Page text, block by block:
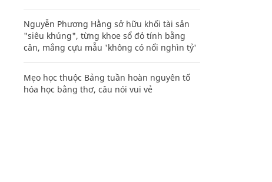
Nguyễn Phương Hằng sở hữu khối tài sản
"siêu khủng", từng khoe sổ đỏ tính bằng
cân, mắng cựu mẫu 'không có nổi nghìn tỷ'
Mẹo học thuộc Bảng tuần hoàn nguyên tố
hóa học bằng thơ, câu nói vui vẻ